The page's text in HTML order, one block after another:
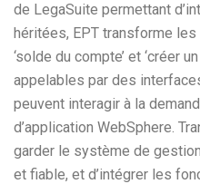
de LegaSuite permettant
héritées, EPT transforme
‘solde du compte’ et ‘créer
appelables par des
peuvent interagir à la
d’application WebSphere.
garder le système de
et fiable, et d’intégrer les